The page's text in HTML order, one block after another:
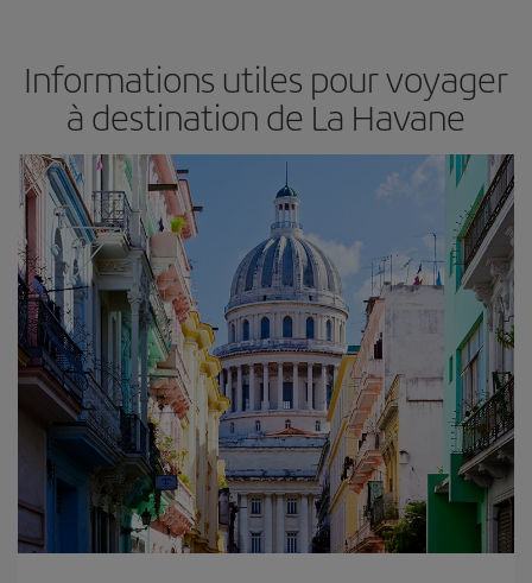
Informations utiles pour voyager
à destination de La Havane